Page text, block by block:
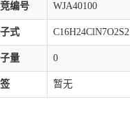
编号 WJA40100
式 C16H24ClN7O2S2
量 0
暂无